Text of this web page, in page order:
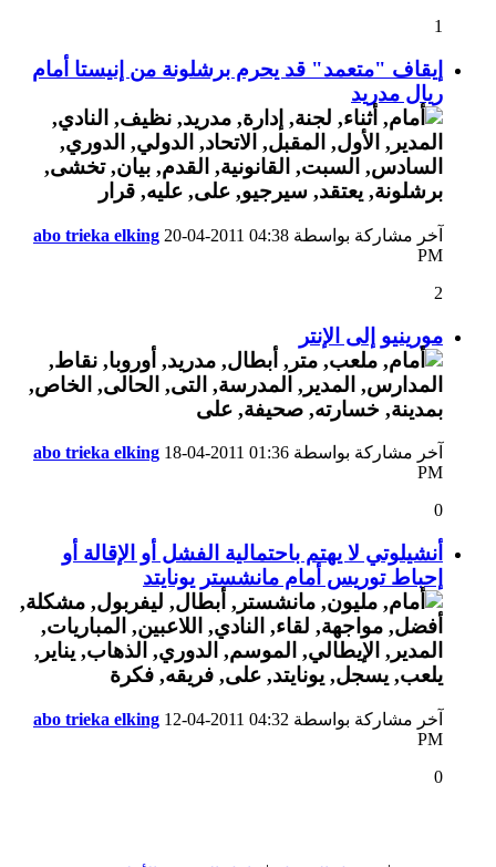
1
إيقاف "متعمد" قد يحرم برشلونة من إنيستا أمام
ريال مدريد
آخر مشاركة بواسطة abo trieka elking 20-04-2011 04:38
PM
2
مورينيو إلى الإنتر
آخر مشاركة بواسطة abo trieka elking 18-04-2011 01:36
PM
0
أنشيلوتي لا يهتم باحتمالية الفشل أو الإقالة أو
إحباط توريس أمام مانشستر يونايتد
آخر مشاركة بواسطة abo trieka elking 12-04-2011 04:32
PM
0